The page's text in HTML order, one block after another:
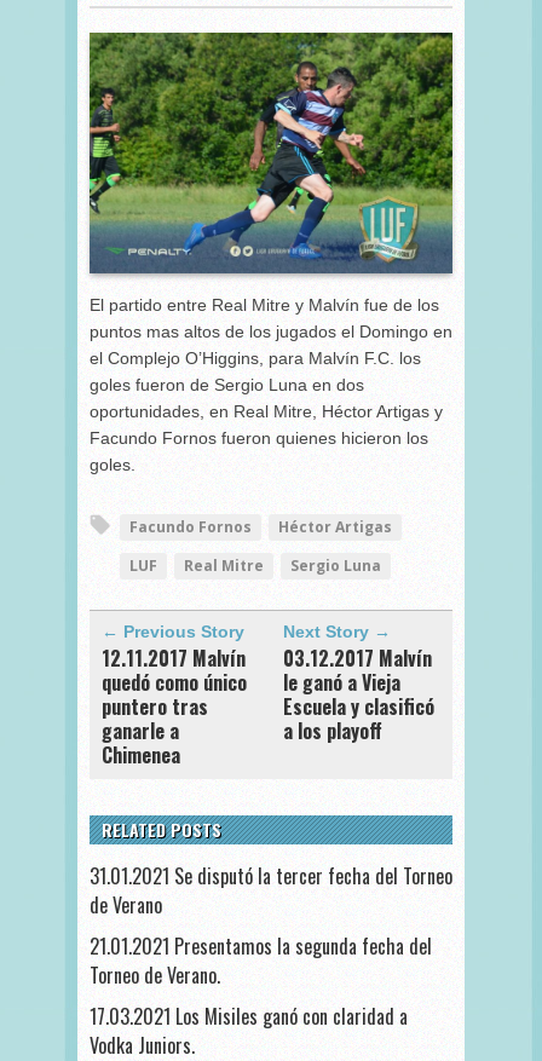
El partido entre Real Mitre y Malvín fue de los
puntos mas altos de los jugados el Domingo en
el Complejo O’Higgins, para Malvín F.C. los
goles fueron de Sergio Luna en dos
oportunidades, en Real Mitre, Héctor Artigas y
Facundo Fornos fueron quienes hicieron los
goles.
Facundo Fornos
Héctor Artigas
LUF
Real Mitre Sergio Luna
← Previous Story
12.11.2017 Malvín
quedó como único
puntero tras
ganarle a
Chimenea
Next Story →
03.12.2017 Malvín
le ganó a Vieja
Escuela y clasificó
a los playoff
RELATED POSTS
31.01.2021 Se disputó la tercer fecha del Torneo
de Verano
21.01.2021 Presentamos la segunda fecha del
Torneo de Verano.
17.03.2021 Los Misiles ganó con claridad a
Vodka Juniors.